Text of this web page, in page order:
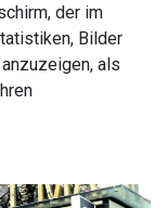
der im
Bilder
als